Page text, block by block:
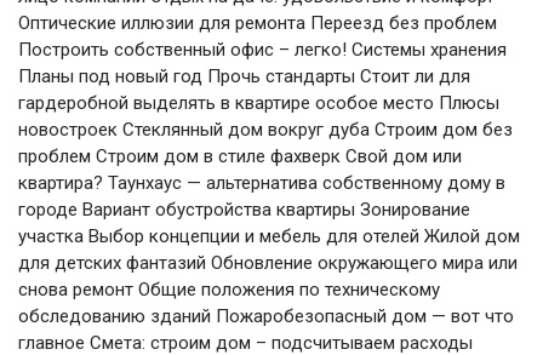
Оптические иллюзии для ремонта Переезд без проблем
Построить собственный офис – легко! Системы хранения
Планы под новый год Прочь стандарты Стоит ли для
гардеробной выделять в квартире особое место Плюсы
новостроек Стеклянный дом вокруг дуба Строим дом без
проблем Строим дом в стиле фахверк Свой дом или
квартира? Таунхаус — альтернатива собственному дому в
городе Вариант обустройства квартиры Зонирование
участка Выбор концепции и мебель для отелей Жилой дом
для детских фантазий Обновление окружающего мира или
снова ремонт Общие положения по техническому
обследованию зданий Пожаробезопасный дом — вот что
главное Смета: строим дом – подсчитываем расходы